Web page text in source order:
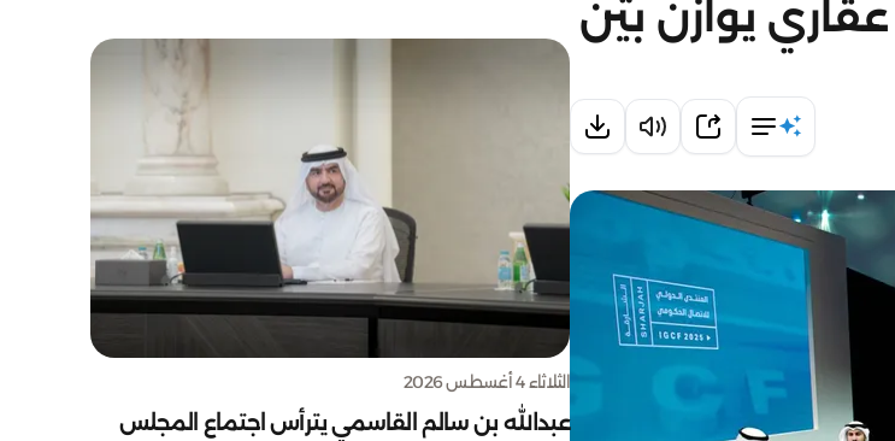
عقاري يوازن بين
الثلاثاء 4 أغسطس 2026
عبدالله بن سالم القاسمي يترأس اجتماع المجلس